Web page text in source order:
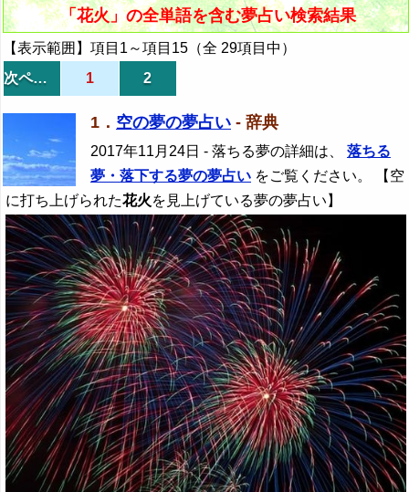
「花火」の全単語を含む夢占い検索結果
【表示範囲】項目1～項目15（全 29項目中）
次ページ
1 2
1． 空の夢の夢占い - 辞典
2017年11月24日 - 落ちる夢の詳細は、 落ちる
夢・落下する夢の夢占い をご覧ください。 【空
に打ち上げられた花火を見上げている夢の夢占い】